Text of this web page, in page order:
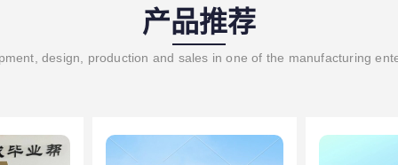
产品推荐
design, production and sales in one of the manufacturing